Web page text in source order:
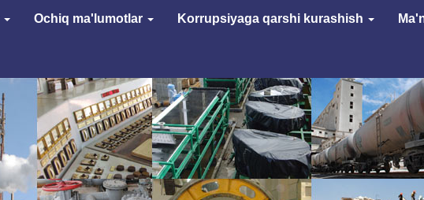
Ochiq ma'lumotlar Korrupsiyaga qarshi kurashish